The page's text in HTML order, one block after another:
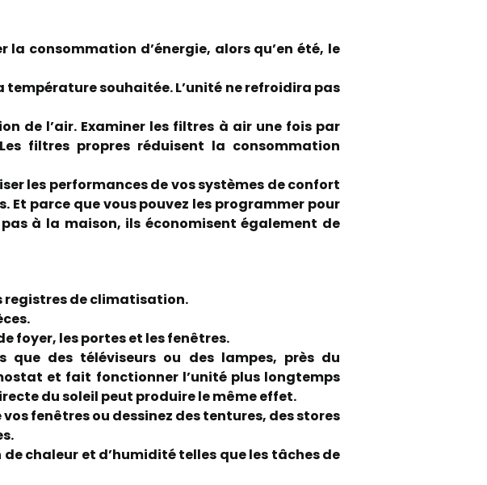
consommation d’énergie, alors qu’en été, le
souhaitée. L’unité ne refroidira pas
de l’air. Examiner les filtres à air une fois par
filtres propres réduisent la consommation
les performances de vos systèmes de confort
parce que vous pouvez les programmer pour
à la maison, ils économisent également de
registres de climatisation.
foyer, les portes et les fenêtres.
que des téléviseurs ou des lampes, près du
et fait fonctionner l’unité plus longtemps
du soleil peut produire le même effet.
fenêtres ou dessinez des tentures, des stores
chaleur et d’humidité telles que les tâches de